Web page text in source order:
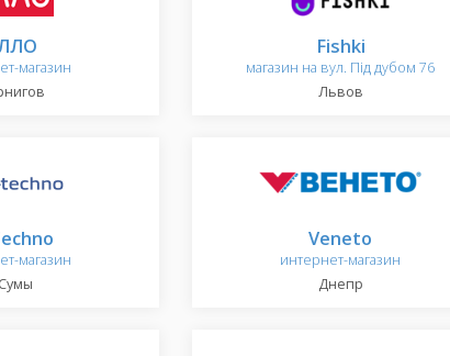
магазин
Fishki
магазин на вул. Під дубом 76
Львов
магазин
Veneto
интернет-магазин
Днепр